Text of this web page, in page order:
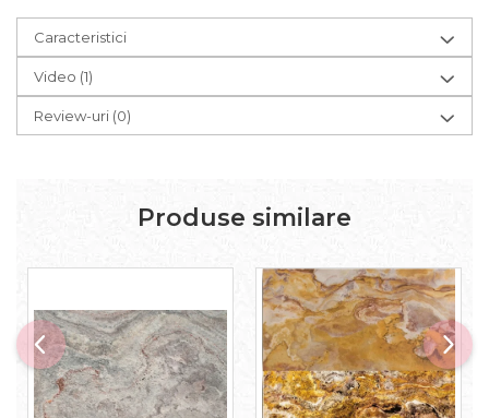
Caracteristici
Video (1)
Review-uri (0)
Produse similare